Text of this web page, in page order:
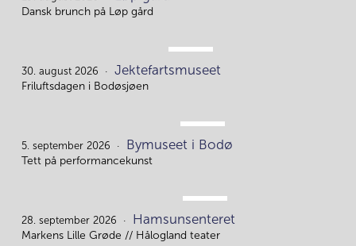
Dansk brunch på Løp gård
30.
30. august 2026 Jektefartsmuseet
Friluftsdagen i Bodøsjøen
5.
5. september 2026 Bymuseet i Bodø
Tett på performancekunst
28.
28. september 2026 Hamsunsenteret
Markens Lille Grøde // Hålogland teater